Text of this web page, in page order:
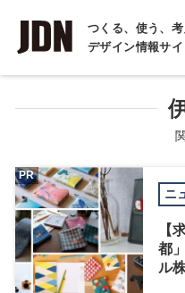
つくる、使う、
デザイン情報サイ
INTERVIEW
インタビュー
COLUMN
コラム ニ
【
都
ル
PR